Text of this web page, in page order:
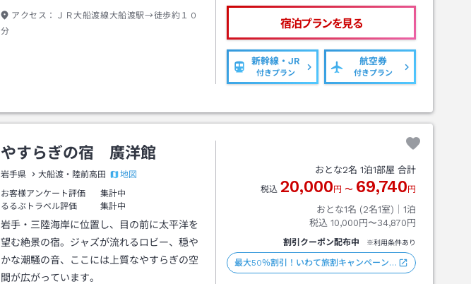
アクセス：
ＪＲ大船渡線大船渡駅→徒歩約１０
分
宿泊プランを見る
新幹線・JR
付きプラン
航空券
付きプラン
やすらぎの宿 廣洋館
岩手県 大船渡・陸前高田
地図
お客様アンケート評価
集計中
るるぶトラベル評価
集計中
岩手・三陸海岸に位置し、目の前に太平洋を
望む絶景の宿。ジャズが流れるロビー、穏や
かな潮騒の音、ここには上質なやすらぎの空
間が広がっています。
おとな2名 1泊1部屋 合計
税込 20,000 円 〜 69,740 円
おとな1名 (2名1室)｜ 1泊
税込 10,000円〜34,870円
割引クーポン配布中 ※利用条件あり
最大50％割引！いわて旅割キャンペーン…